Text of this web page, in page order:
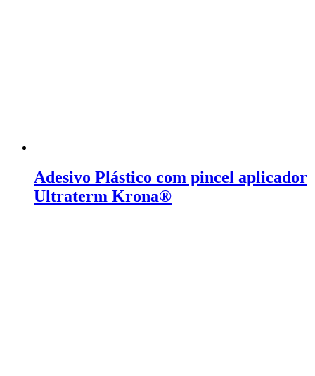
Adesivo Plástico com pincel aplicador
Ultraterm Krona®